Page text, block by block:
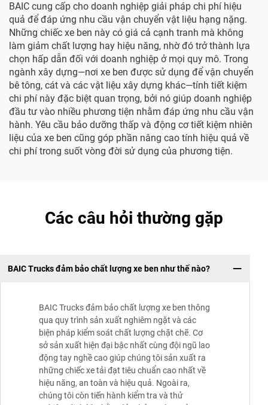
BAIC cung cấp cho doanh nghiệp giải pháp chi phí hiệu
quả để đáp ứng nhu cầu vận chuyển vật liệu hạng nặng.
Những chiếc xe ben này có giá cả cạnh tranh mà không
làm giảm chất lượng hay hiệu năng, nhờ đó trở thành lựa
chọn hấp dẫn đối với doanh nghiệp ở mọi quy mô. Trong
ngành xây dựng—nơi xe ben được sử dụng để vận chuyển
bê tông, cát và các vật liệu xây dựng khác—tính tiết kiệm
chi phí này đặc biệt quan trọng, bởi nó giúp doanh nghiệp
đầu tư vào nhiều phương tiện nhằm đáp ứng nhu cầu vận
hành. Yêu cầu bảo dưỡng thấp và động cơ tiết kiệm nhiên
liệu của xe ben cũng góp phần nâng cao tính hiệu quả về
chi phí trong suốt vòng đời sử dụng của phương tiện.
Các câu hỏi thường gặp
BAIC Trucks đảm bảo chất lượng xe ben như thế nào?
BAIC Trucks đảm bảo chất lượng xe ben thông
qua quy trình sản xuất nghiêm ngặt và các
biện pháp kiểm soát chất lượng chặt chẽ. Cơ
sở sản xuất hiện đại bậc nhất cùng đội ngũ lao
động tay nghề cao giúp chúng tôi sản xuất ra
những chiếc xe tải đạt tiêu chuẩn cao nhất về
hiệu năng, an toàn và hiệu quả. Ngoài ra,
chúng tôi còn tiến hành kiểm tra và thử